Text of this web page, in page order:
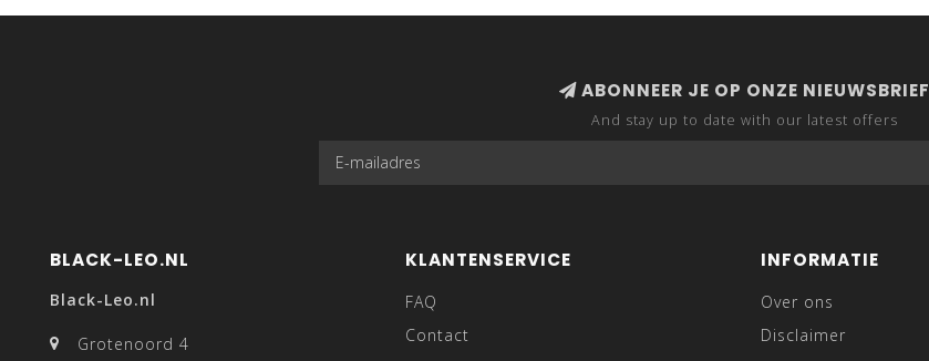
ABONNEER JE OP ONZE NIEUWSBRIEF
And stay up to date with our latest offers
BLACK-LEO.NL
Black-Leo.nl
Grotenoord 4
KLANTENSERVICE
FAQ
Contact
INFORMATIE
Over ons
Disclaimer